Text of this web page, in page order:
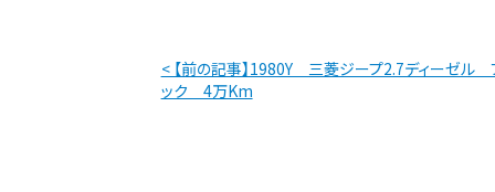
< 【前の記事】1980Y 三菱ジープ2.7ディーゼル
ック 4万Km